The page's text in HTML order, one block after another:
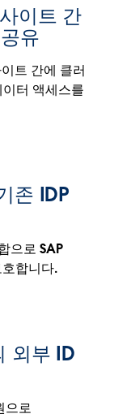
. 이 모든 기
환경에서
여 더욱 심층
모두 프리미
결
하고 계속해
이트 간
유
트 간에 클러
터 액세스를
터 공유
는 단일 클러
간소화하십
존 IDP
으로 SAP
합니다.
+ JWT
된 인증을 위
외부 ID
으로